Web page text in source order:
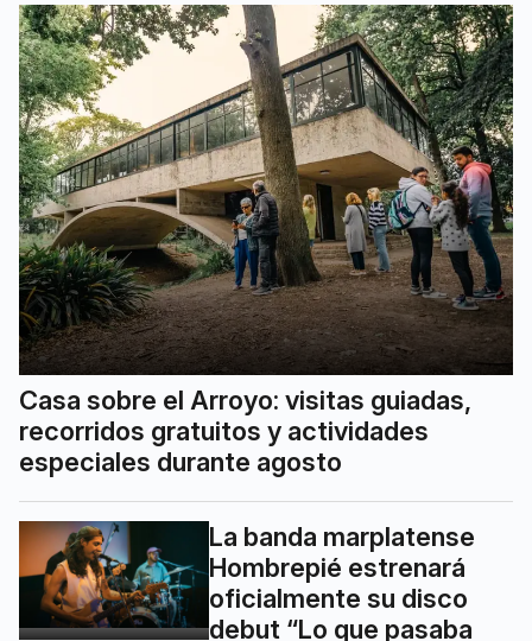
Casa sobre el Arroyo: visitas guiadas,
recorridos gratuitos y actividades
especiales durante agosto
La banda marplatense
Hombrepié estrenará
oficialmente su disco
debut “Lo que pasaba